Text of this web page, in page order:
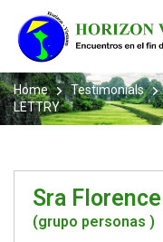
Home Testimonials
LETTRY
Sra
(grupo personas )